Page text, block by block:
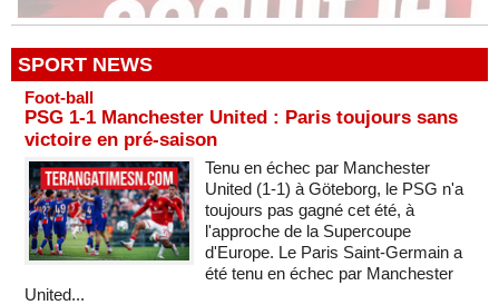
SPORT NEWS
Foot-ball
PSG 1-1 Manchester United : Paris toujours sans
victoire en pré-saison
Tenu en échec par Manchester
United (1-1) à Göteborg, le PSG n'a
toujours pas gagné cet été, à
l'approche de la Supercoupe
d'Europe. Le Paris Saint-Germain a
été tenu en échec par Manchester
United...